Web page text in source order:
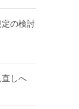
の検討
しへ